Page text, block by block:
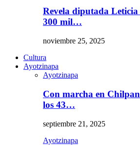
Revela diputada Leticia
300 mil…
noviembre 25, 2025
Cultura
Ayotzinapa
Ayotzinapa
Con marcha en
los 43…
septiembre 21, 2025
Ayotzinapa